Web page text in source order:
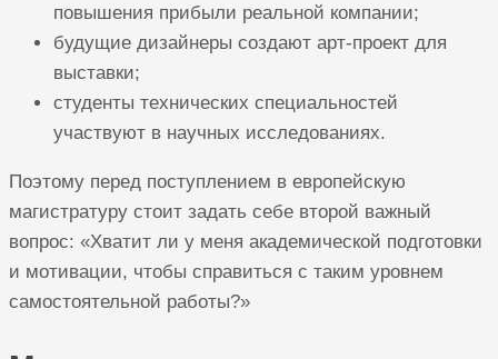
повышения прибыли реальной компании;
будущие дизайнеры создают арт-проект для
выставки;
студенты технических специальностей
участвуют в научных исследованиях.
Поэтому перед поступлением в европейскую
магистратуру стоит задать себе второй важный
вопрос: «Хватит ли у меня академической подготовки
и мотивации, чтобы справиться с таким уровнем
самостоятельной работы?»